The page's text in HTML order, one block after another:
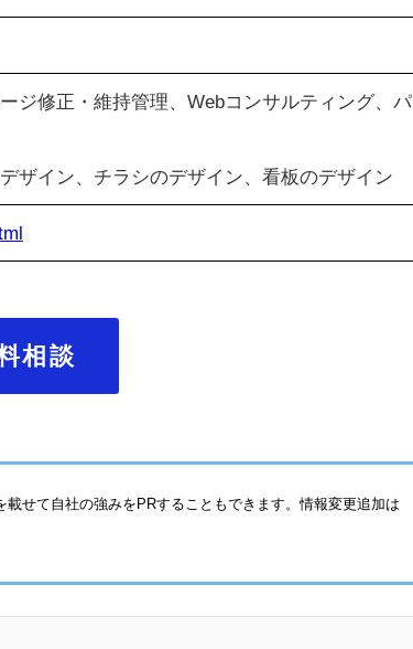
ジ修正・維持管理、Webコンサルティング、パ
ザイン、チラシのデザイン、看板のデザイン
相談
せて自社の強みをPRすることもできます。情報変更追加は